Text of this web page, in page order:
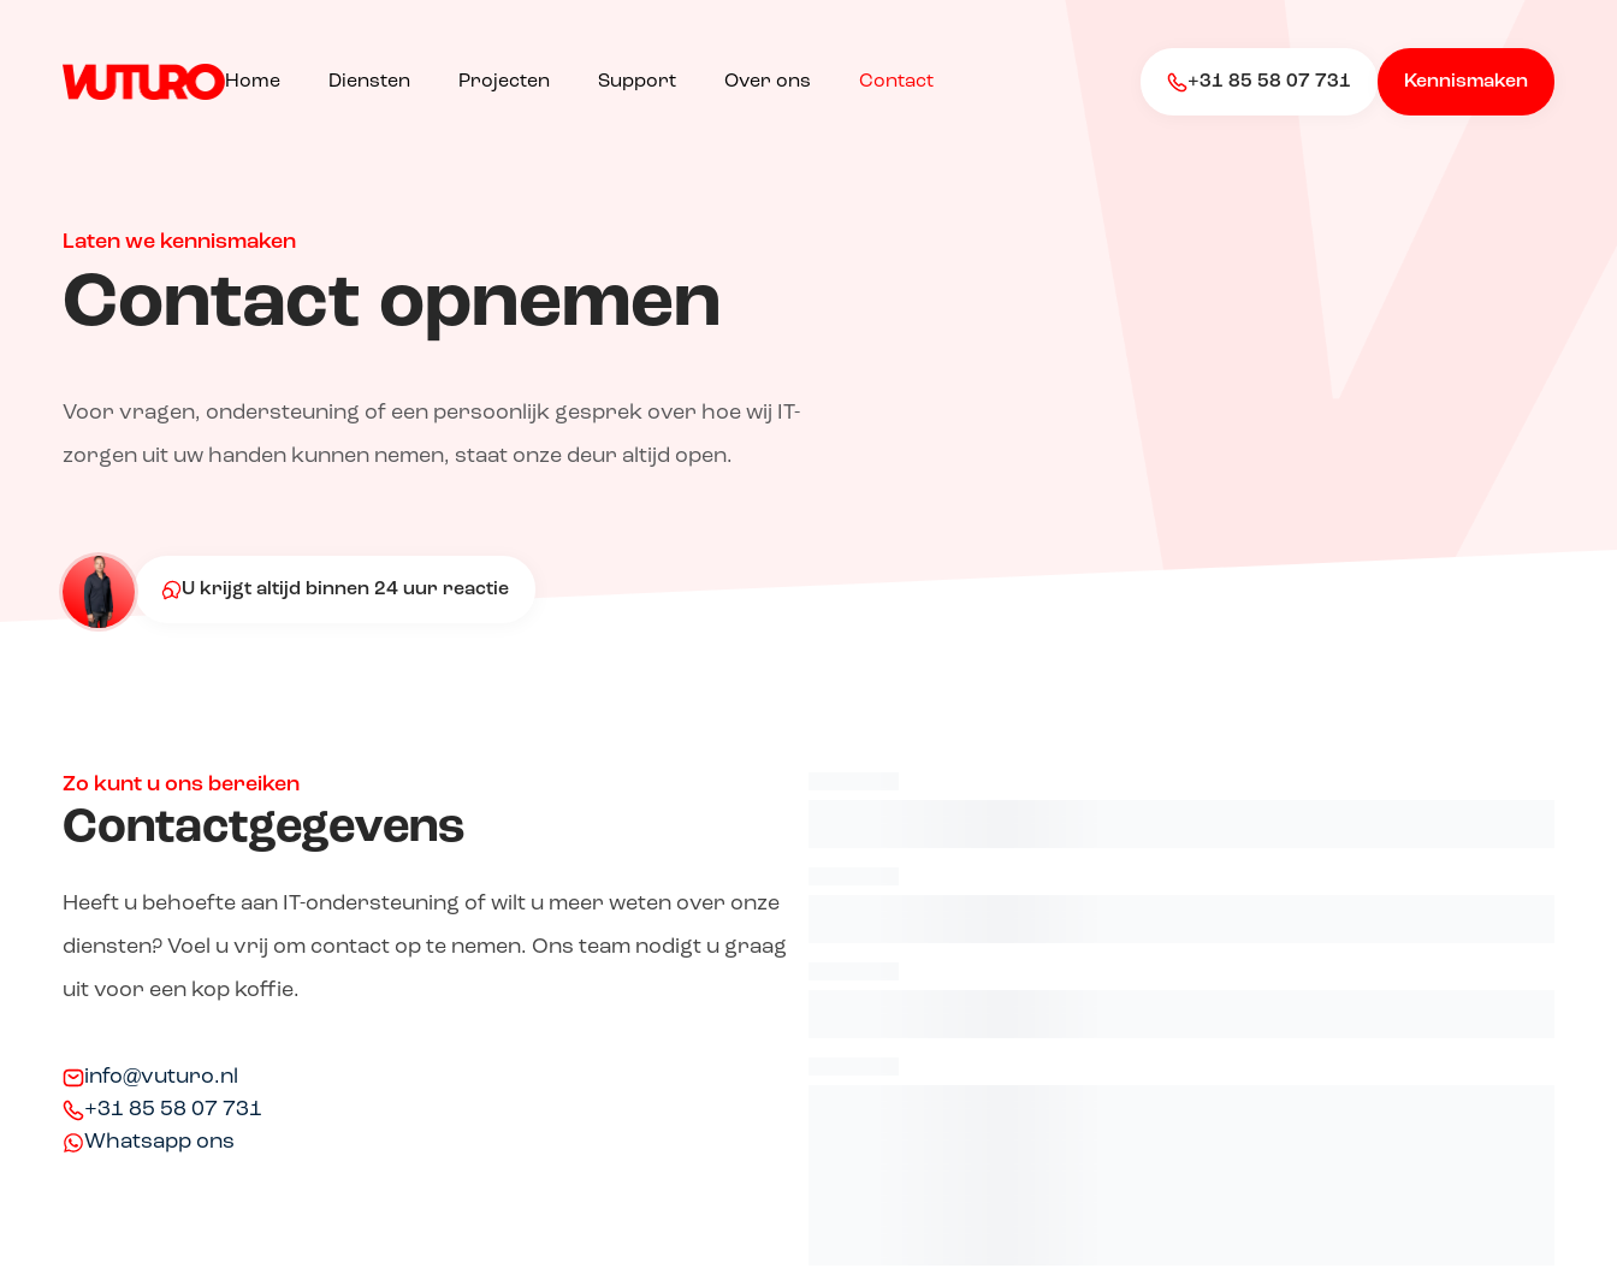
Home Diensten Projecten Support Over ons Contact +31 85 58 07 731 Kennismaken
Laten we kennismaken
Contact opnemen
Voor vragen, ondersteuning of een persoonlijk gesprek over hoe wij IT-
zorgen uit uw handen kunnen nemen, staat onze deur altijd open.
U krijgt altijd binnen 24 uur reactie
Zo kunt u ons bereiken
Contactgegevens
Heeft u behoefte aan IT-ondersteuning of wilt u meer weten over onze
diensten? Voel u vrij om contact op te nemen. Ons team nodigt u graag
uit voor een kop koffie.
info@vuturo.nl
+31 85 58 07 731
Whatsapp ons